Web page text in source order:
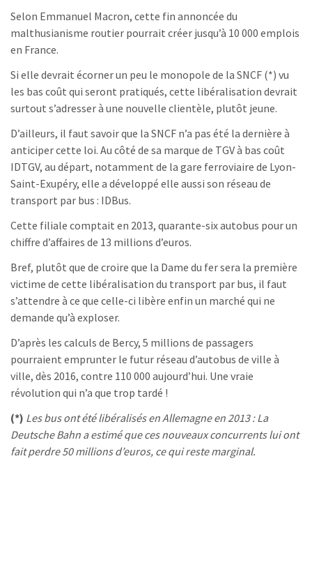
Selon Emmanuel Macron, cette fin annoncée du
malthusianisme routier pourrait créer jusqu’à 10 000 emplois
en France.
Si elle devrait écorner un peu le monopole de la SNCF (*) vu
les bas coût qui seront pratiqués, cette libéralisation devrait
surtout s’adresser à une nouvelle clientèle, plutôt jeune.
D’ailleurs, il faut savoir que la SNCF n’a pas été la dernière à
anticiper cette loi. Au côté de sa marque de TGV à bas coût
IDTGV, au départ, notamment de la gare ferroviaire de Lyon-
Saint-Exupéry, elle a développé elle aussi son réseau de
transport par bus : IDBus.
Cette filiale comptait en 2013, quarante-six autobus pour un
chiffre d’affaires de 13 millions d’euros.
Bref, plutôt que de croire que la Dame du fer sera la première
victime de cette libéralisation du transport par bus, il faut
s’attendre à ce que celle-ci libère enfin un marché qui ne
demande qu’à exploser.
D’après les calculs de Bercy, 5 millions de passagers
pourraient emprunter le futur réseau d’autobus de ville à
ville, dès 2016, contre 110 000 aujourd’hui. Une vraie
révolution qui n’a que trop tardé !
(*) Les bus ont été libéralisés en Allemagne en 2013 : La
Deutsche Bahn a estimé que ces nouveaux concurrents lui ont
fait perdre 50 millions d’euros, ce qui reste marginal.